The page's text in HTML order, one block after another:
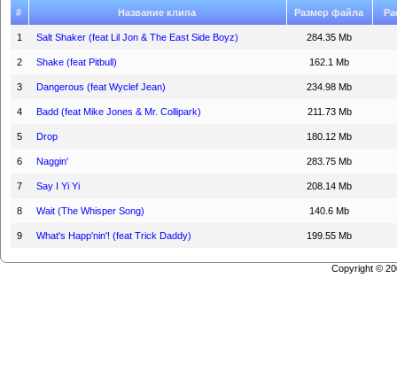
# Название клипа Размер файла
1 Salt Shaker (feat Lil Jon & The East Side Boyz) 284.35 Mb
2 Shake (feat Pitbull) 162.1 Mb
3 Dangerous (feat Wyclef Jean) 234.98 Mb
4 Badd (feat Mike Jones & Mr. Collipark) 211.73 Mb
5 Drop 180.12 Mb
6 Naggin' 283.75 Mb
7 Say I Yi Yi 208.14 Mb
8 Wait (The Whisper Song) 140.6 Mb
9 What's Happ'nin'! (feat Trick Daddy) 199.55 Mb
Copyright ©